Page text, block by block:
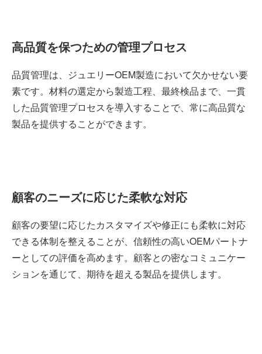
高品質を保つための管理プロセス
品質管理は、ジュエリーOEM製造において欠かせない要
素です。材料の選定から製造工程、最終検品まで、一貫
した品質管理プロセスを導入することで、常に高品質な
製品を提供することができます。
顧客のニーズに応じた柔軟な対応
顧客の要望に応じたカスタマイズや修正にも柔軟に対応
できる体制を整えることが、信頼性の高いOEMパートナ
ーとしての評価を高めます。顧客との密なコミュニケー
ションを通じて、期待を超える製品を提供します。